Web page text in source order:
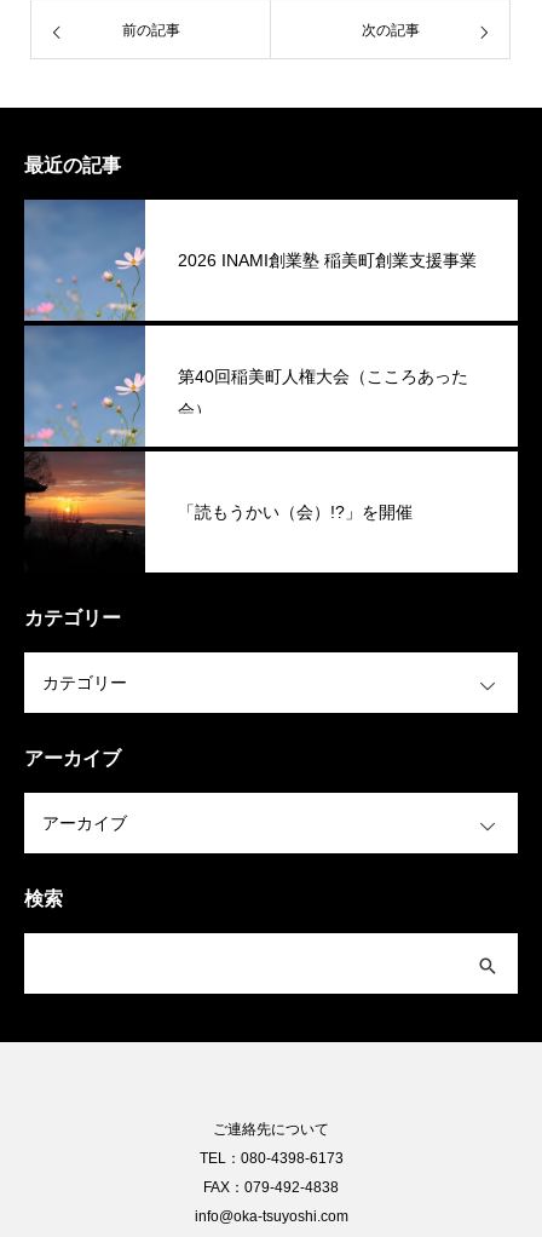
前の記事 次の記事
最近の記事
2026 INAMI創業塾 稲美町創業支援事業
第40回稲美町人権大会（こころあった
会）
「読もうかい（会）!?」を開催
カテゴリー
アーカイブ
検索
ご連絡先について
TEL：080-4398-6173
FAX：079-492-4838
info@oka-tsuyoshi.com